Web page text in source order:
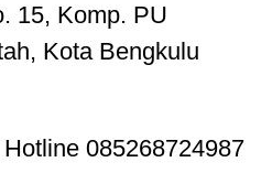
15, Komp. PU
Kota Bengkulu
085268724987